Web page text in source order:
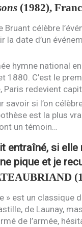
(1982),
Bruant célèbre
date d’un
hymne national
1880. C’est le
Paris redevient
savoir si l’on
est la plus
un témoin…
entraîné, si
pique et je
» est un classique
de Launay,
de l’armée,